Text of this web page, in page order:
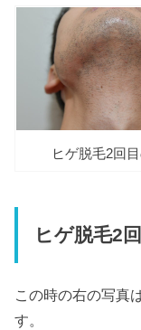
ヒゲ脱毛2回
ヒゲ脱毛2
この時の右の写真
す。